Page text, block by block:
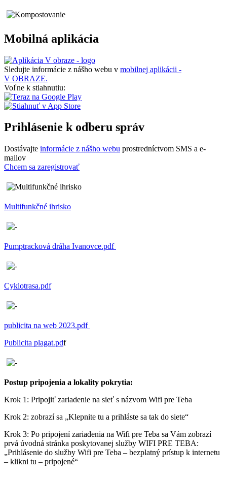
Mobilná aplikácia
Sledujte informácie z nášho webu v mobilnej aplikácii -
V OBRAZE.
Voľne k stiahnutiu:
Prihlásenie k odberu správ
Dostávajte informácie z nášho webu prostredníctvom SMS a e-
mailov
Chcem sa zaregistrovať
Multifunkčné ihrisko
Pumptracková dráha Ivanovce.pdf
Cyklotrasa.pdf
publicita na web 2023.pdf
Publicita plagat.pdf
Postup pripojenia a lokality pokrytia:
Krok 1: Pripojiť zariadenie na sieť s názvom Wifi pre Teba
Krok 2: zobrazí sa „Klepnite tu a prihláste sa tak do siete“
Krok 3: Po pripojení zariadenia na Wifi pre Teba sa Vám zobrazí
prvá úvodná stránka poskytovanej služby WIFI PRE TEBA:
„Prihlásenie do služby Wifi pre Teba – bezplatný prístup k internetu
– klikni tu – pripojené“